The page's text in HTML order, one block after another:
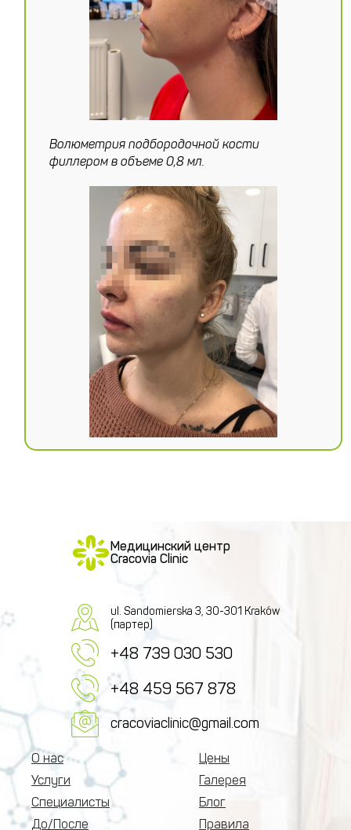
Волюметрия подбородочной кости
филлером в объеме 0,8 мл.
Медицинский центр
Cracovia Clinic
ul. Sandomierska 3, 30-301 Kraków
(партер)
+48 739 030 530
+48 459 567 878
cracoviaclinic@gmail.com
О нас
Услуги
Специалисты
До/После
Цены
Галерея
Блог
Правила